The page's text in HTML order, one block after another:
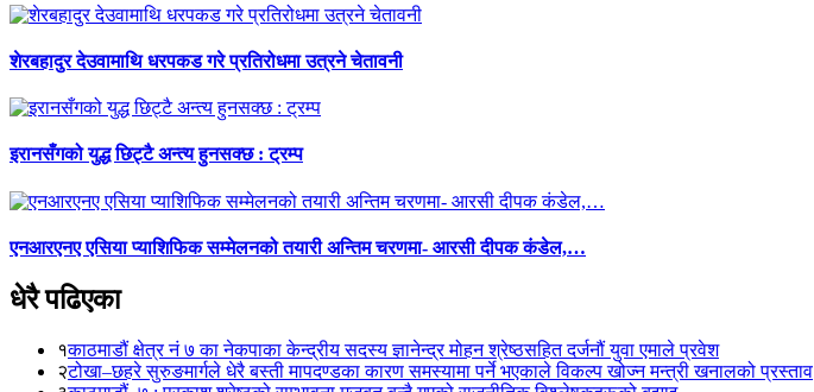
शेरबहादुर देउवामाथि धरपकड गरे प्रतिरोधमा उत्रने चेतावनी
इरानसँगको युद्ध छिट्टै अन्त्य हुनसक्छ : ट्रम्प
एनआरएनए एसिया प्याशिफिक सम्मेलनको तयारी अन्तिम चरणमा- आरसी दीपक कंडेल,…
धेरै पढिएका
१काठमाडौं क्षेत्र नं ७ का नेकपाका केन्द्रीय सदस्य ज्ञानेन्द्र मोहन श्रेष्ठसहित दर्जनौं युवा एमाले प्रवेश
२टोखा–छहरे सुरुङमार्गले धेरै बस्ती मापदण्डका कारण समस्यामा पर्ने भएकाले विकल्प खोज्न मन्त्री खनालको प्रस्ताव